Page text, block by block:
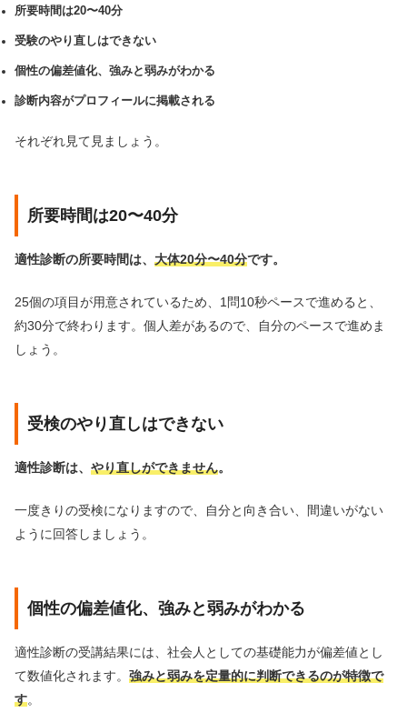
所要時間は20〜40分
受験のやり直しはできない
個性の偏差値化、強みと弱みがわかる
診断内容がプロフィールに掲載される
それぞれ見て見ましょう。
所要時間は20〜40分
適性診断の所要時間は、 大体20分〜40分です。
25個の項目が用意されているため、1問10秒ペースで進めると、
約30分で終わります。個人差があるので、自分のペースで進めま
しょう。
受検のやり直しはできない
適性診断は、 やり直しができません。
一度きりの受検になりますので、自分と向き合い、間違いがない
ように回答しましょう。
個性の偏差値化、強みと弱みがわかる
適性診断の受講結果には、社会人としての基礎能力が偏差値とし
て数値化されます。 強みと弱みを定量的に判断できるのが特徴で
す。